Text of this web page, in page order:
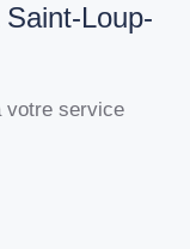
Loup-
votre service